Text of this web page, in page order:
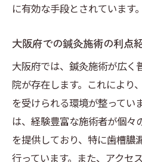
に有効な手段とされています。
大阪府での鍼灸施術の利点
大阪府では、鍼灸施術が広く
院が存在します。これにより
を受けられる環境が整ってい
は、経験豊富な施術者が個々
を提供しており、特に歯槽膿
行っています。また、アクセ